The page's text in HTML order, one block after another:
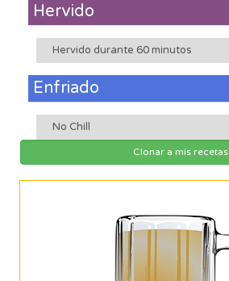
Hervido
Hervido durante 60 minutos
Enfriado
No Chill
Clonar a mis recetas